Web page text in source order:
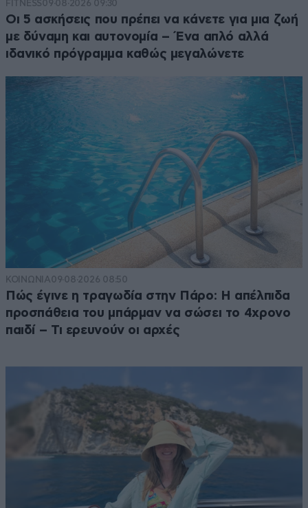
FITNESS09·08·2026 09:30
Οι 5 ασκήσεις που πρέπει να κάνετε για μια ζωή
με δύναμη και αυτονομία – Ένα απλό αλλά
ιδανικό πρόγραμμα καθώς μεγαλώνετε
ΚΟΙΝΩΝΙΑ09·08·2026 08:50
Πώς έγινε η τραγωδία στην Πάρο: Η απέλπιδα
προσπάθεια του μπάρμαν να σώσει το 4χρονο
παιδί – Τι ερευνούν οι αρχές